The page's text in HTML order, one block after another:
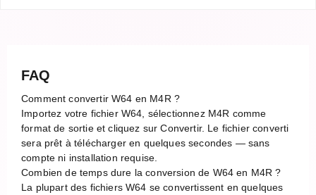
FAQ
Comment convertir W64 en M4R ?
Importez votre fichier W64, sélectionnez M4R comme
format de sortie et cliquez sur Convertir. Le fichier converti
sera prêt à télécharger en quelques secondes — sans
compte ni installation requise.
Combien de temps dure la conversion de W64 en M4R ?
La plupart des fichiers W64 se convertissent en quelques